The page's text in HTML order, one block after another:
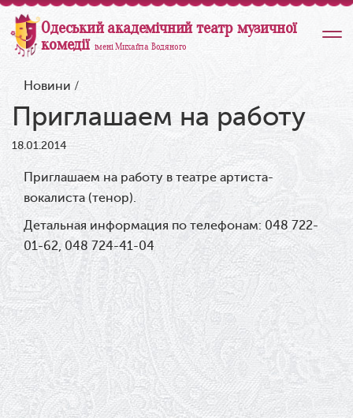
Одеський академічний театр музичної
комедії імені Михайла Водяного
Новини /
Приглашаем на работу
18.01.2014
Приглашаем на работу в театре артиста-
вокалиста (тенор).
Детальная информация по телефонам: 048 722-
01-62, 048 724-41-04